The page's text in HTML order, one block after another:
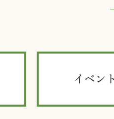
イベン